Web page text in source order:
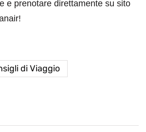
e prenotare direttamente su sito
di Viaggio